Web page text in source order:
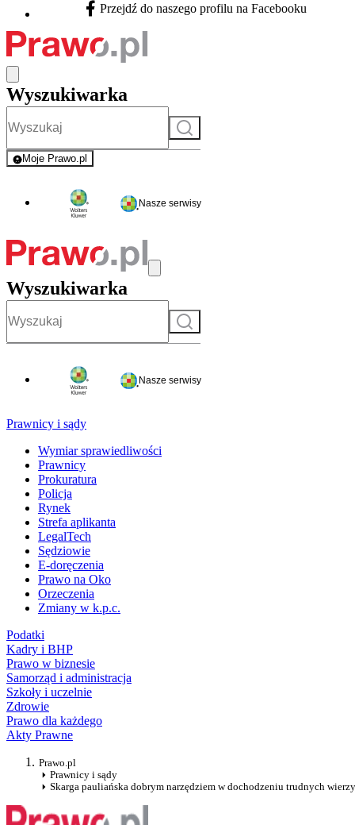
Facebook - otwiera się w nowej karcie
Przejdź do naszego profilu na Facebooku
Wyszukiwarka
Szukaj
Moje Prawo.pl
- rejestracja i logowanie do serwisu
Nasze serwisy
Wyszukiwarka
Szukaj
Nasze serwisy
Prawnicy i sądy
Wymiar sprawiedliwości
Prawnicy
Prokuratura
Policja
Rynek
Strefa aplikanta
LegalTech
Sędziowie
E-doręczenia
Prawo na Oko
Orzeczenia
Zmiany w k.p.c.
Podatki
Kadry i BHP
Prawo w biznesie
Samorząd i administracja
Szkoły i uczelnie
Zdrowie
Prawo dla każdego
Akty Prawne
Prawo.pl
Prawnicy i sądy
Skarga pauliańska dobrym narzędziem w dochodzeniu trudnych